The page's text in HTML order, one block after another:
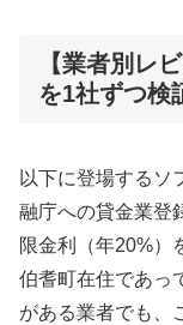
【業者別レ
を1社ずつ検
以下に登場するソ
融庁への貸金業登
限金利（年20%）
伯耆町在住であっ
がある業者でも、